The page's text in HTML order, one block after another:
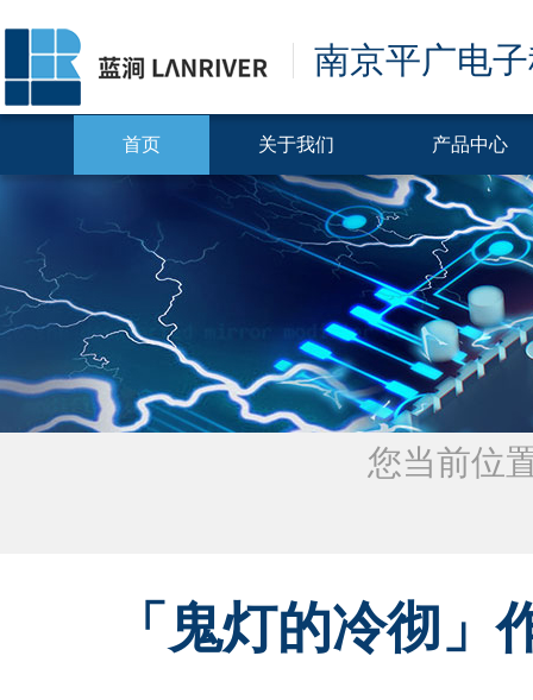
南京平广电
首页 关于我们 产品中心
您当前位
「鬼灯的冷彻